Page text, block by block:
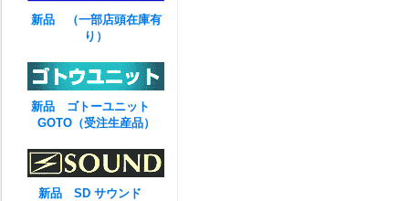
新品 （一部店頭在庫有
り）
新品 ゴトーユニット
GOTO（受注生産品）
新品 SD サウンド